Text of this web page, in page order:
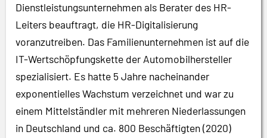
Dienstleistungsunternehmen als Berater des HR-
Leiters beauftragt, die HR-Digitalisierung
voranzutreiben. Das Familienunternehmen ist auf die
IT-Wertschöpfungskette der Automobilhersteller
spezialisiert. Es hatte 5 Jahre nacheinander
exponentielles Wachstum verzeichnet und war zu
einem Mittelständler mit mehreren Niederlassungen
in Deutschland und ca. 800 Beschäftigten (2020)